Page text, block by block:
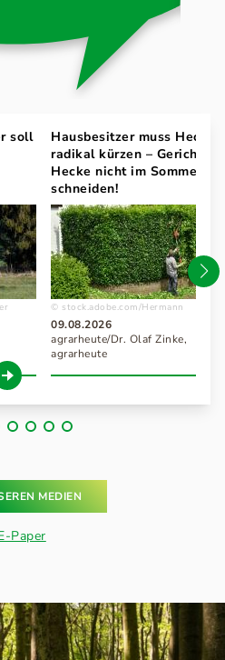
soll
Hausbesitzer muss Hecke
radikal kürzen – Gericht:
Hecke nicht im Sommer
schneiden!
stock.adobe.com/Hermann
09.08.2026
agrarheute/Dr. Olaf Zinke,
agrarheute
MEDIEN
Paper